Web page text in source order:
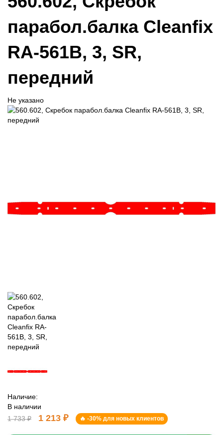
парабол.балка Cleanfix
RA-561В, 3, SR,
передний
Не указано
Наличие:
В наличии
1 733 ₽
1 213 ₽ 🔥 -30% для новых клиентов